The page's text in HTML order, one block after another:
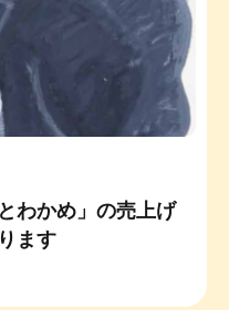
わかめ」の売上げ
ます